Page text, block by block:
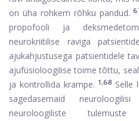
on üha rohkem rõhku pandud.
propofooli ja
neurokriitilise raviga
ajukahjustusega patsientidele
ajufüsioloogilise toime tõttu,
ja kontrollida krampe. 1,6-8 Selle
sagedasemaid
neuroloogiliste